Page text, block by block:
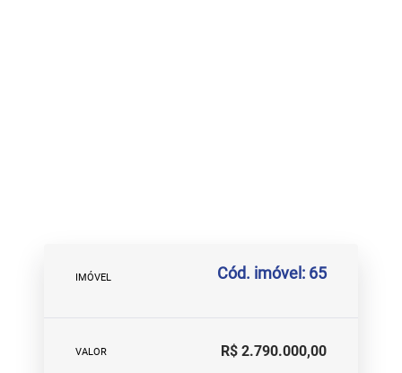
IMÓVEL Cód. imóvel: 65
VALOR R$ 2.790.000,00